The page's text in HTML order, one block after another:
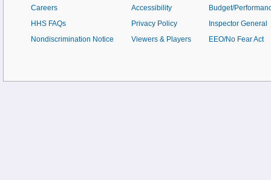
Careers
HHS FAQs
Nondiscrimination Notice
Accessibility
Privacy Policy
Viewers & Players
Budget/
Inspector General
EEO/No Fear Act